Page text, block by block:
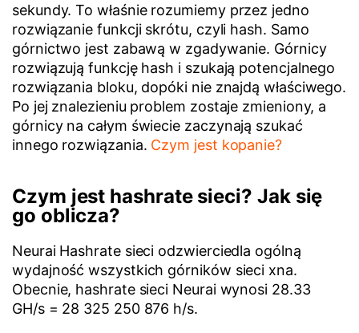
sekundy. To właśnie rozumiemy przez jedno
rozwiązanie funkcji skrótu, czyli hash. Samo
górnictwo jest zabawą w zgadywanie. Górnicy
rozwiązują funkcję hash i szukają potencjalnego
rozwiązania bloku, dopóki nie znajdą właściwego.
Po jej znalezieniu problem zostaje zmieniony, a
górnicy na całym świecie zaczynają szukać
innego rozwiązania. Czym jest kopanie?
Czym jest hashrate sieci? Jak się
go oblicza?
Neurai Hashrate sieci odzwierciedla ogólną
wydajność wszystkich górników sieci xna.
Obecnie, hashrate sieci Neurai wynosi 28.33
GH/s = 28 325 250 876 h/s.